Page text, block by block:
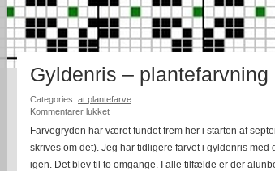
Gyldenris – plantefarvning
Categories: at plantefarve
Kommentarer lukkettil
–
plantefarvning
Farvegryden har været fundet frem her i starten af
skrives om det). Jeg har tidligere farvet i gyldenris med
igen. Det blev til to omgange. I alle tilfælde er der